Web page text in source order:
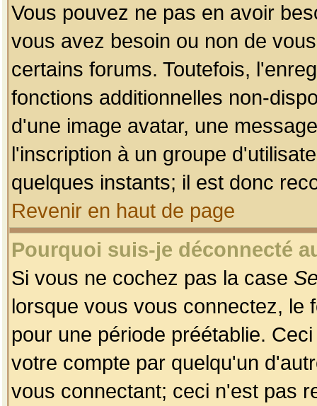
Vous pouvez ne pas en avoir
vous avez besoin ou non de
certains forums. Toutefois,
fonctions additionnelles non-
d'une image avatar, une
l'inscription à un groupe
quelques instants; il est donc
Revenir en haut de page
Pourquoi suis-je déconnecté
Si vous ne cochez pas la case
lorsque vous vous connectez, le
pour une période préétablie.
votre compte par quelqu'un
vous connectant; ceci n'est pas